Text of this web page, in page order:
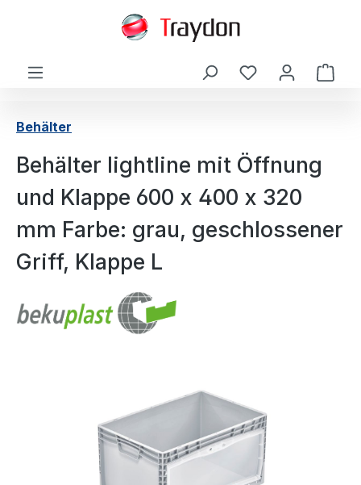
Behälter
Behälter lightline mit Öffnung
und Klappe 600 x 400 x 320
mm Farbe: grau, geschlossener
Griff, Klappe L